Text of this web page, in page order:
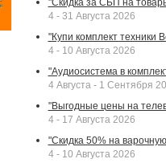
"Скидка за СБП на
4 - 31 Августа 2026
"Купи комплект техники
4 - 10 Августа 2026
"Аудиосистема в
4 Августа - 1 Сентября
"Выгодные цены на
4 - 17 Августа 2026
"Скидка 50% на
4 - 10 Августа 2026